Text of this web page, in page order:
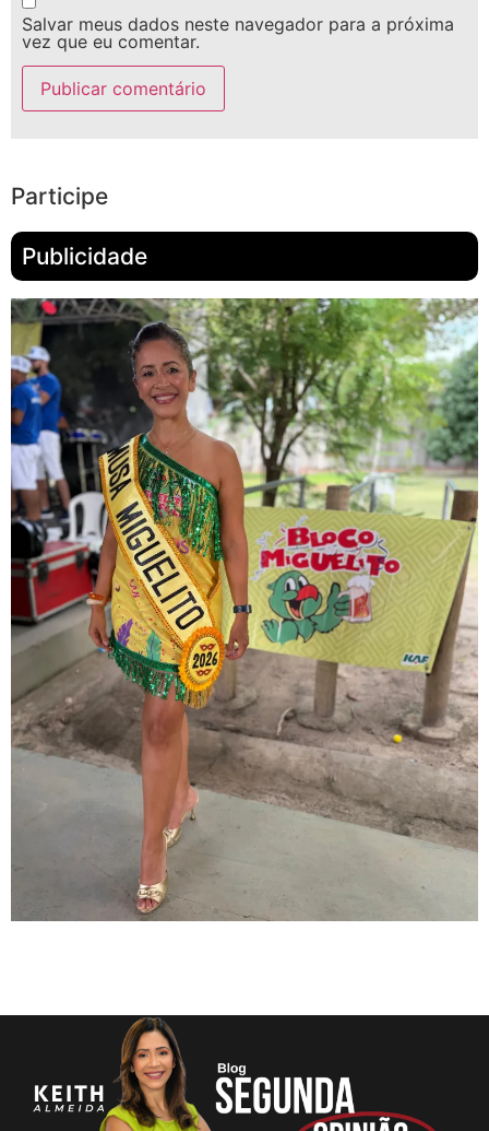
Salvar meus dados neste navegador para a próxima
vez que eu comentar.
Participe
Publicidade